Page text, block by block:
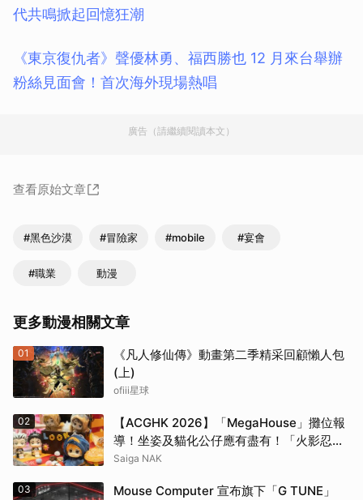
代共鳴掀起回憶狂潮
《東京復仇者》聲優林勇、福西勝也 12 月來台舉辦
粉絲見面會！首次海外現場熱唱
廣告（請繼續閱讀本文）
查看原始文章
#黑色沙漠 #冒險家 #mobile #宴會
#職業 動漫
更多動漫相關文章
01
《凡人修仙傳》動畫第二季精采回顧懶人包
(上)
ofiii星球
02
【ACGHK 2026】「MegaHouse」攤位報
導！坐姿及貓化公仔應有盡有！「火影忍
者」「咒術迴戰」等
Saiga NAK
03
Mouse Computer 宣布旗下「G TUNE」